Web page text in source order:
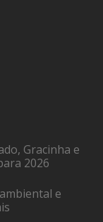
Gracinha e
2026
e